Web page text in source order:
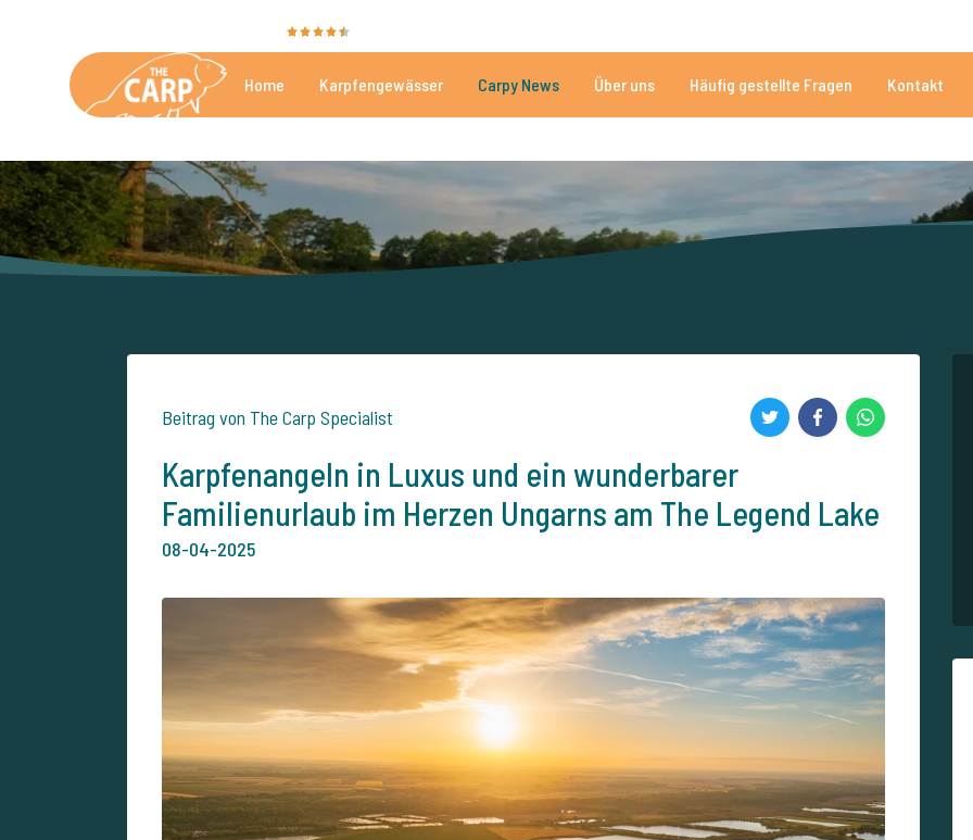
Home Karpfengewässer Carpy News Über uns Häufig gestellte Fragen Kontakt
Beitrag von The Carp Specialist
Karpfenangeln in Luxus und ein wunderbarer
Familienurlaub im Herzen Ungarns am The Legend Lake
08-04-2025